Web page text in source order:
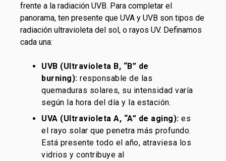
frente a la radiación UVB. Para completar el
panorama, ten presente que UVA y UVB son tipos de
radiación ultravioleta del sol, o rayos UV. Definamos
cada una:
UVB (Ultravioleta B, “B” de
burning): responsable de las
quemaduras solares, su intensidad varía
según la hora del día y la estación.
UVA (Ultravioleta A, “A” de aging): es
el rayo solar que penetra más profundo.
Está presente todo el año, atraviesa los
vidrios y contribuye al